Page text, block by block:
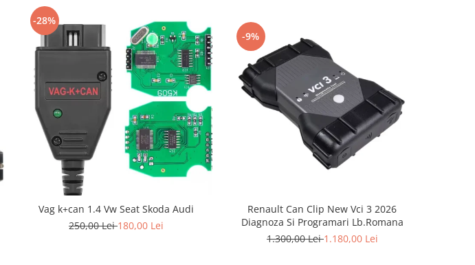
-28%
Vag k+can 1.4 Vw Seat Skoda Audi
250,00 Lei180,00 Lei
-9%
Renault Can Clip New Vci 3 2026
Diagnoza Si Programari Lb.Romana
1.300,00 Lei1.180,00 Lei